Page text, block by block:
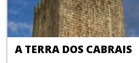
A TERRA DOS CABRAIS